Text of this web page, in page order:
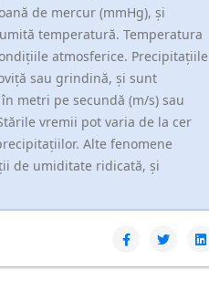
de mercur (mmHg), și
temperatură. Temperatura
atmosferice. Precipitațiile
sau grindină, și sunt
metri pe secundă (m/s) sau
vremii pot varia de la cer
Alte fenomene
de umiditate ridicată, și